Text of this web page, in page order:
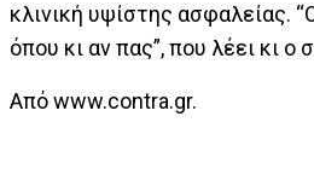
κλινική υψίστης ασφαλείας.
όπου κι αν πας”, που λέει κι ο
Από www.contra.gr.